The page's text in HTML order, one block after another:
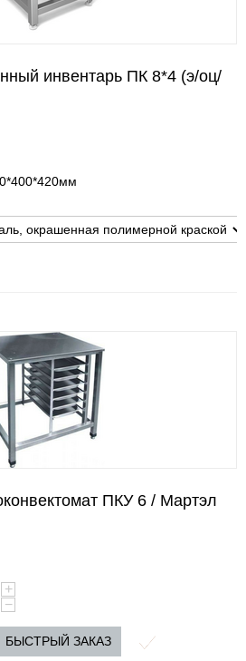
инвентарь ПК 8*4 (э/оц/
ПКУ 6 / Мартэл
+
−
БЫСТРЫЙ ЗАКАЗ